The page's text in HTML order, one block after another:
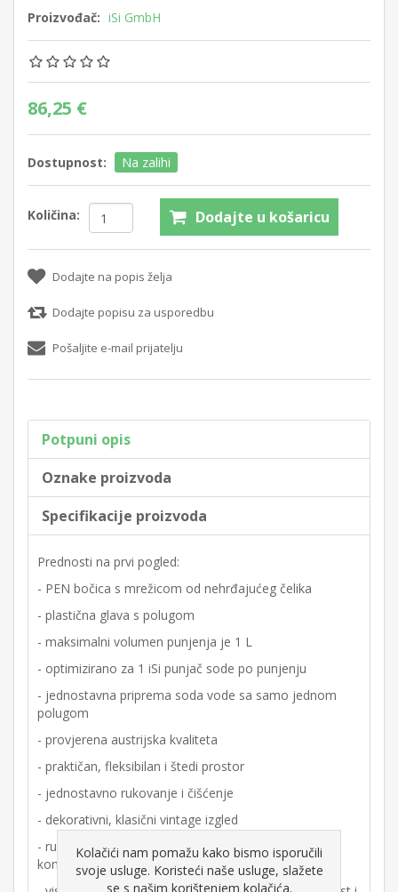
Proizvođač: iSi GmbH
86,25 €
Dostupnost: Na zalihi
Količina: Dodajte u košaricu
Dodajte na popis želja
Dodajte popisu za usporedbu
Pošaljite e-mail prijatelju
Potpuni opis
Oznake proizvoda
Specifikacije proizvoda
Prednosti na prvi pogled:
- PEN bočica s mrežicom od nehrđajućeg čelika
- plastična glava s polugom
- maksimalni volumen punjenja je 1 L
- optimizirano za 1 iSi punjač sode po punjenju
- jednostavna priprema soda vode sa samo jednom
polugom
- provjerena austrijska kvaliteta
- praktičan, fleksibilan i štedi prostor
- jednostavno rukovanje i čišćenje
- dekorativni, klasični vintage izgled
- ručno izrađen proizvod s visokokvalitetnim
komponentama od nehrđajućeg čelika
Kolačići nam pomažu kako bismo isporučili
svoje usluge. Koristeći naše usluge, slažete
se s našim korištenjem kolačića.